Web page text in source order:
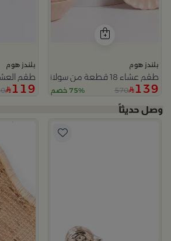
بلندز هوم
طقم عشاء 18 قطعة من سولانا
139
570 75% خصم
بلندز هوم
طقم العشاء 18 قطعة من
119